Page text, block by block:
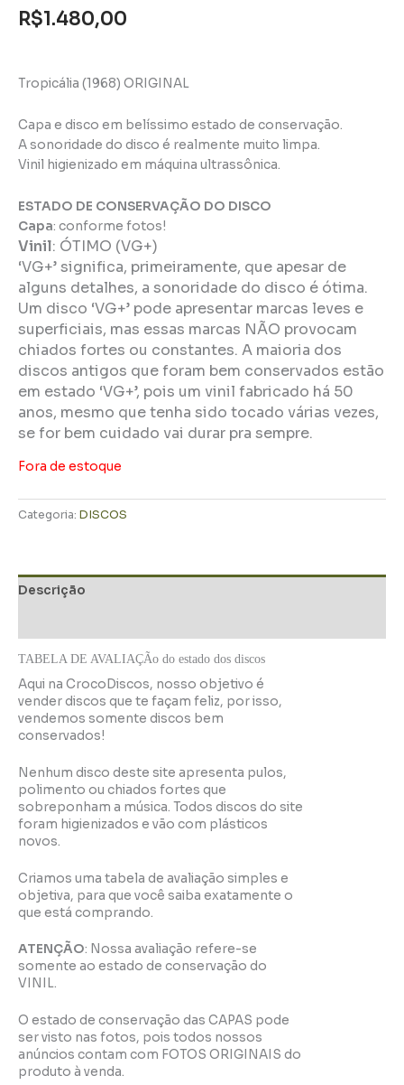
R$1.480,00
Tropicália (1968) ORIGINAL
Capa e disco em belíssimo estado de conservação.
A sonoridade do disco é realmente muito limpa.
Vinil higienizado em máquina ultrassônica.
ESTADO DE CONSERVAÇÃO DO DISCO
Capa: conforme fotos!
Vinil: ÓTIMO (VG+)
‘VG+’ significa, primeiramente, que apesar de
alguns detalhes, a sonoridade do disco é ótima.
Um disco ‘VG+’ pode apresentar marcas leves e
superficiais, mas essas marcas NÃO provocam
chiados fortes ou constantes. A maioria dos
discos antigos que foram bem conservados estão
em estado ‘VG+’, pois um vinil fabricado há 50
anos, mesmo que tenha sido tocado várias vezes,
se for bem cuidado vai durar pra sempre.
Fora de estoque
Categoria: DISCOS
Descrição
TABELA DE AVALIAÇÃo do estado dos discos
Aqui na CrocoDiscos, nosso objetivo é
vender discos que te façam feliz, por isso,
vendemos somente discos bem
conservados!
Nenhum disco deste site apresenta pulos,
polimento ou chiados fortes que
sobreponham a música. Todos discos do site
foram higienizados e vão com plásticos
novos.
Criamos uma tabela de avaliação simples e
objetiva, para que você saiba exatamente o
que está comprando.
ATENÇÃO: Nossa avaliação refere-se
somente ao estado de conservação do
VINIL.
O estado de conservação das CAPAS pode
ser visto nas fotos, pois todos nossos
anúncios contam com FOTOS ORIGINAIS do
produto à venda.